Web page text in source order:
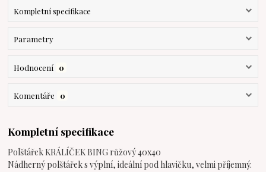
Kompletní specifikace
Parametry
Hodnocení 0
Komentáře 0
Kompletní specifikace
Polštářek KRÁLÍČEK BING růžový 40x40
Nádherný polštářek s výplní, ideální pod hlavičku, velmi příjemný.